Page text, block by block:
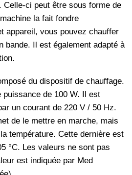
ci peut être sous forme de
la fait fondre
appareil, vous pouvez chauffer
bande. Il est également adapté à
du dispositif de chauffage.
puissance de 100 W. Il est
un courant de 220 V / 50 Hz.
de le mettre en marche, mais
température. Cette dernière est
°C. Les valeurs ne sont pas
est indiquée par Med